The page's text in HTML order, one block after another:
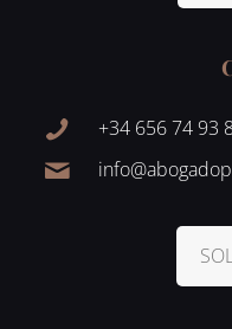
+34 656 74 93